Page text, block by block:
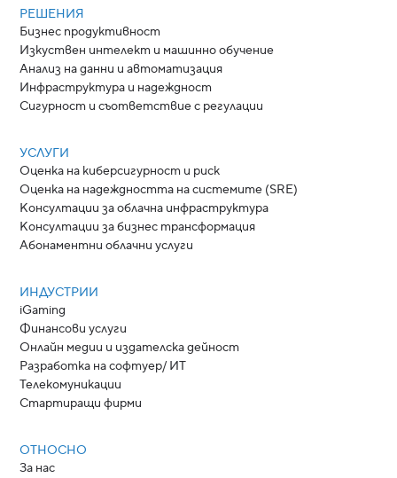
РЕШЕНИЯ
Бизнес продуктивност
Изкуствен интелект и машинно обучение
Анализ на данни и автоматизация
Инфраструктура и надеждност
Сигурност и съответствие с регулации
УСЛУГИ
Оценка на киберсигурност и риск
Оценка на надеждността на системите (SRE)
Консултации за облачна инфраструктура
Консултации за бизнес трансформация
Абонаментни облачни услуги
ИНДУСТРИИ
iGaming
Финансови услуги
Онлайн медии и издателска дейност
Разработка на софтуер/ ИТ
Телекомуникации
Стартиращи фирми
ОТНОСНО
За нас